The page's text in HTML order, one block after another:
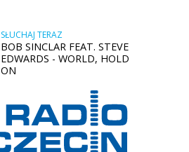
SŁUCHAJ TERAZ
BOB SINCLAR FEAT. STEVE
EDWARDS - WORLD, HOLD
ON